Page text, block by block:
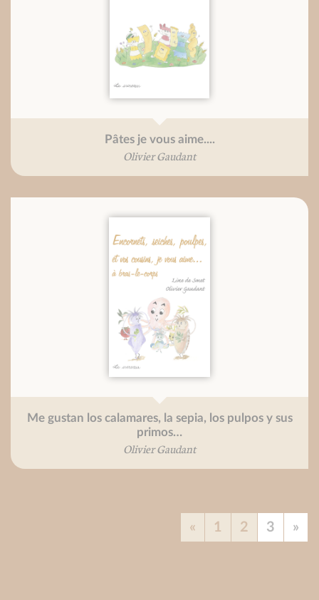
Pâtes je vous aime....
Olivier Gaudant
Me gustan los calamares, la sepia, los pulpos y sus
primos…
Olivier Gaudant
« 1 2 3 »